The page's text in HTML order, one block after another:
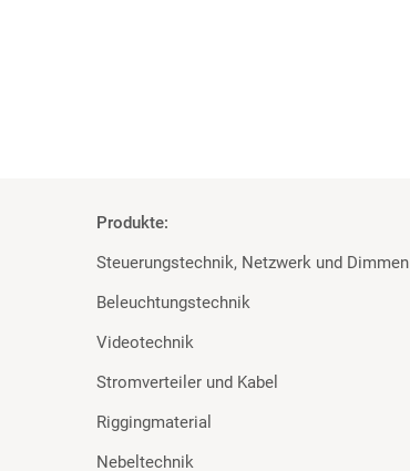
Produkte:
Steuerungstechnik, Netzwerk und Dimmen
Beleuchtungstechnik
Videotechnik
Stromverteiler und Kabel
Riggingmaterial
Nebeltechnik